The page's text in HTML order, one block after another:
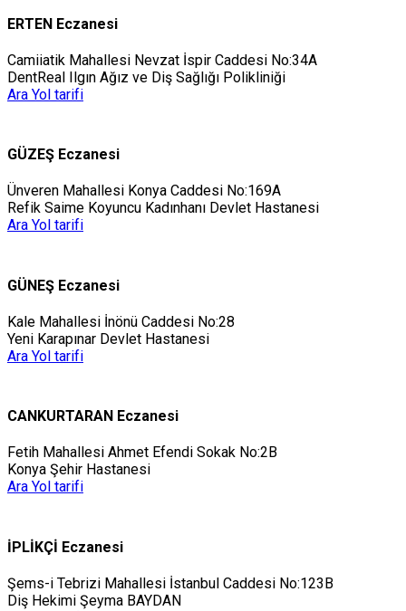
ERTEN Eczanesi
Camiiatik Mahallesi Nevzat İspir Caddesi No:34A
DentReal Ilgın Ağız ve Diş Sağlığı Polikliniği
Ara Yol tarifi
GÜZEŞ Eczanesi
Ünveren Mahallesi Konya Caddesi No:169A
Refik Saime Koyuncu Kadınhanı Devlet Hastanesi
Ara Yol tarifi
GÜNEŞ Eczanesi
Kale Mahallesi İnönü Caddesi No:28
Yeni Karapınar Devlet Hastanesi
Ara Yol tarifi
CANKURTARAN Eczanesi
Fetih Mahallesi Ahmet Efendi Sokak No:2B
Konya Şehir Hastanesi
Ara Yol tarifi
İPLİKÇİ Eczanesi
Şems-i Tebrizi Mahallesi İstanbul Caddesi No:123B
Diş Hekimi Şeyma BAYDAN